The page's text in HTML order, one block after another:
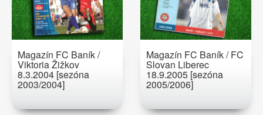
Magazín FC Baník /
Viktoria Žižkov
8.3.2004 [sezóna
2003/2004]
Magazín FC Baník / FC
Slovan Liberec
18.9.2005 [sezóna
2005/2006]